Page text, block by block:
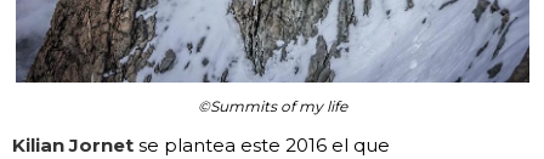
©Summits of my life
Kilian Jornet se plantea este 2016 el que